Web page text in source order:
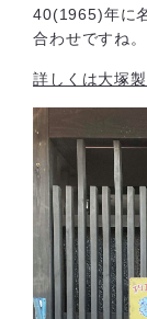
40(1965)年に
合わせですね。
詳しくは大塚